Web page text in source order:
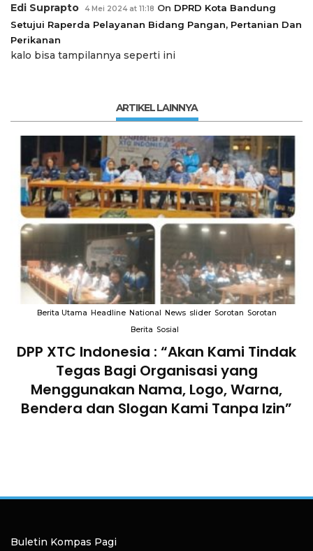
Edi Suprapto
4 Mei 2024 at 11:18 On DPRD Kota Bandung
Setujui Raperda Pelayanan Bidang Pangan, Pertanian Dan
Perikanan
kalo bisa tampilannya seperti ini
ARTIKEL LAINNYA
Berita Utama Headline National News slider Sorotan Sorotan
Berita Sosial
DPP XTC Indonesia : “Akan Kami Tindak
Tegas Bagi Organisasi yang
Menggunakan Nama, Logo, Warna,
Bendera dan Slogan Kami Tanpa Izin”
Buletin Kompas Pagi